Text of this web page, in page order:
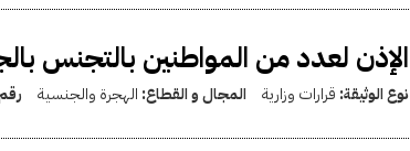
الإذن لعدد من المواطنين بالتجنس
نوع الوثيقة: قرارات وزارية المجال و القطاع: الهجرة والجنسية